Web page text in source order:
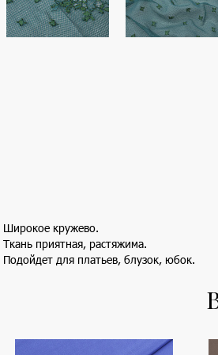
Широкое кружево.
Ткань приятная, растяжима.
Подойдет для платьев, блузок, юбок.